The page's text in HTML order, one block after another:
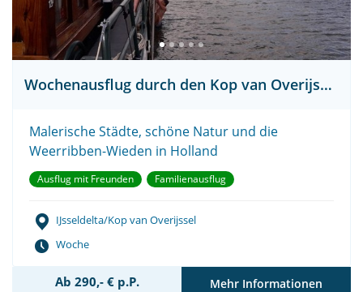
Wochenausflug durch den Kop van Overijssel
Malerische Städte, schöne Natur und die
Weerribben-Wieden in Holland
Ausflug mit Freunden Familienausflug
IJsseldelta/Kop van Overijssel
Woche
Ab 290,- € p.P. Mehr Informationen